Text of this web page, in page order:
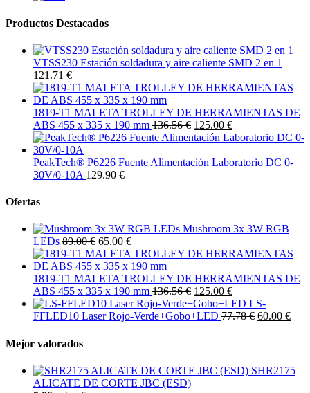
Productos Destacados
VTSS230 Estación soldadura y aire caliente SMD 2 en 1
121.71 €
1819-T1 MALETA TROLLEY DE HERRAMIENTAS DE
ABS 455 x 335 x 190 mm 136.56 € 125.00 €
PeakTech® P6226 Fuente Alimentación Laboratorio DC 0-
30V/0-10A 129.90 €
Ofertas
Mushroom 3x 3W RGB
LEDs 89.00 € 65.00 €
1819-T1 MALETA TROLLEY DE HERRAMIENTAS DE
ABS 455 x 335 x 190 mm 136.56 € 125.00 €
LS-
FFLED10 Laser Rojo-Verde+Gobo+LED 77.78 € 60.00 €
Mejor valorados
SHR2175
ALICATE DE CORTE JBC (ESD)